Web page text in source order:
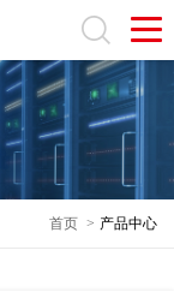
首页 > 产品中心